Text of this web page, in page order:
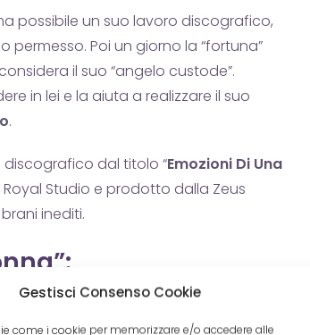
Gestisci Consenso Cookie
come i cookie per memorizzare e/o accedere alle
possibile un suo lavoro discografico,
Poi un giorno la “fortuna”
il suo “angelo custode”.
in lei e la aiuta a realizzare il suo
.
dal titolo “Emozioni Di Una
Studio e prodotto dalla Zeus
inediti.